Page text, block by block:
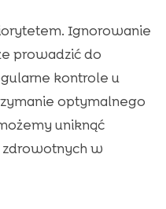
Ignorowanie
prowadzić do
kontrole u
optymalnego
uniknąć
w